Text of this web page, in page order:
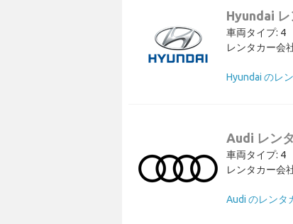
Hyundai
車両タイプ: 4
レンタカー会
Hyundai のレ
Audi レン
車両タイプ: 4
レンタカー会
Audi のレンタ